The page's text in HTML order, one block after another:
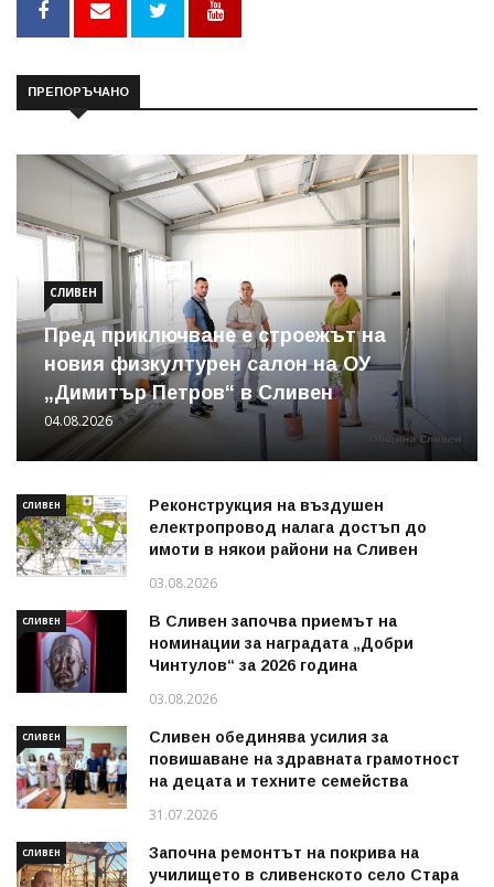
ПРЕПОРЪЧАНО
СЛИВЕН
Пред приключване е строежът на
новия физкултурен салон на ОУ
„Димитър Петров“ в Сливен
04.08.2026
СЛИВЕН
Реконструкция на въздушен
електропровод налага достъп до
имоти в някои райони на Сливен
03.08.2026
СЛИВЕН
В Сливен започва приемът на
номинации за наградата „Добри
Чинтулов“ за 2026 година
03.08.2026
СЛИВЕН
Сливен обединява усилия за
повишаване на здравната грамотност
на децата и техните семейства
31.07.2026
СЛИВЕН
Започна ремонтът на покрива на
училището в сливенското село Стара